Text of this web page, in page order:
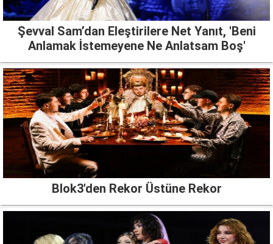
Şevval Sam’dan Eleştirilere Net Yanıt, 'Beni
Anlamak İstemeyene Ne Anlatsam Boş'
Blok3'den Rekor Üstüne Rekor